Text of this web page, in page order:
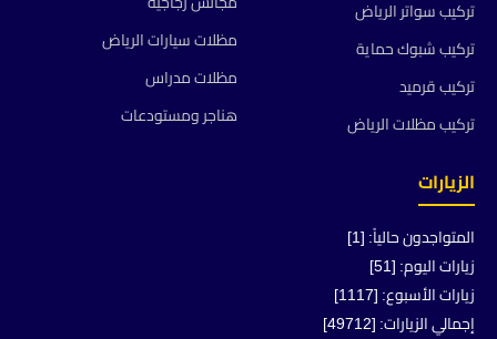
تركيب سواتر الرياض
تركيب شبوك حماية
تركيب قرميد
تركيب مظلات الرياض
مظلات سيارات الرياض
مظلات مدراس
هناجر ومستودعات
الزيارات
المتواجدون حالياً: [1]
زيارات اليوم: [51]
زيارات الأسبوع: [1117]
إجمالي الزيارات: [49712]